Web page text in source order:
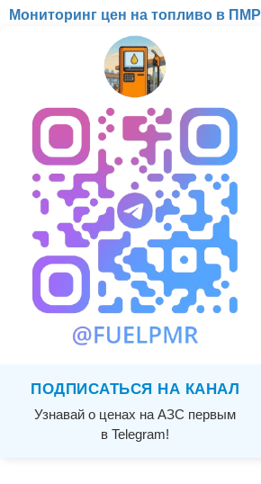
Мониторинг цен на топливо в ПМР
ПОДПИСАТЬСЯ НА КАНАЛ
Узнавай о ценах на АЗС первым
в Telegram!